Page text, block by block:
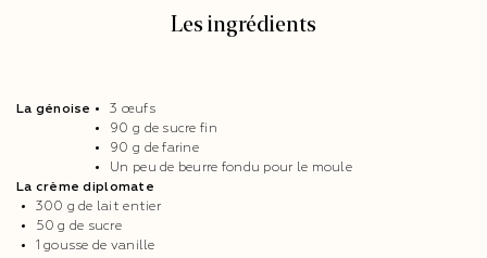
Les ingrédients
La génoise
3 œufs
90 g de sucre fin
90 g de farine
Un peu de beurre fondu pour le moule
La crème diplomate
300 g de lait entier
50 g de sucre
1 gousse de vanille